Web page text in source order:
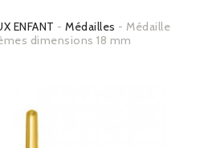
ENFANT Médailles
Médaille
dimensions 18 mm